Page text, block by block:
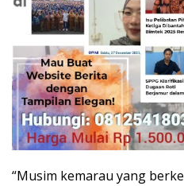
“Musim kemarau yang